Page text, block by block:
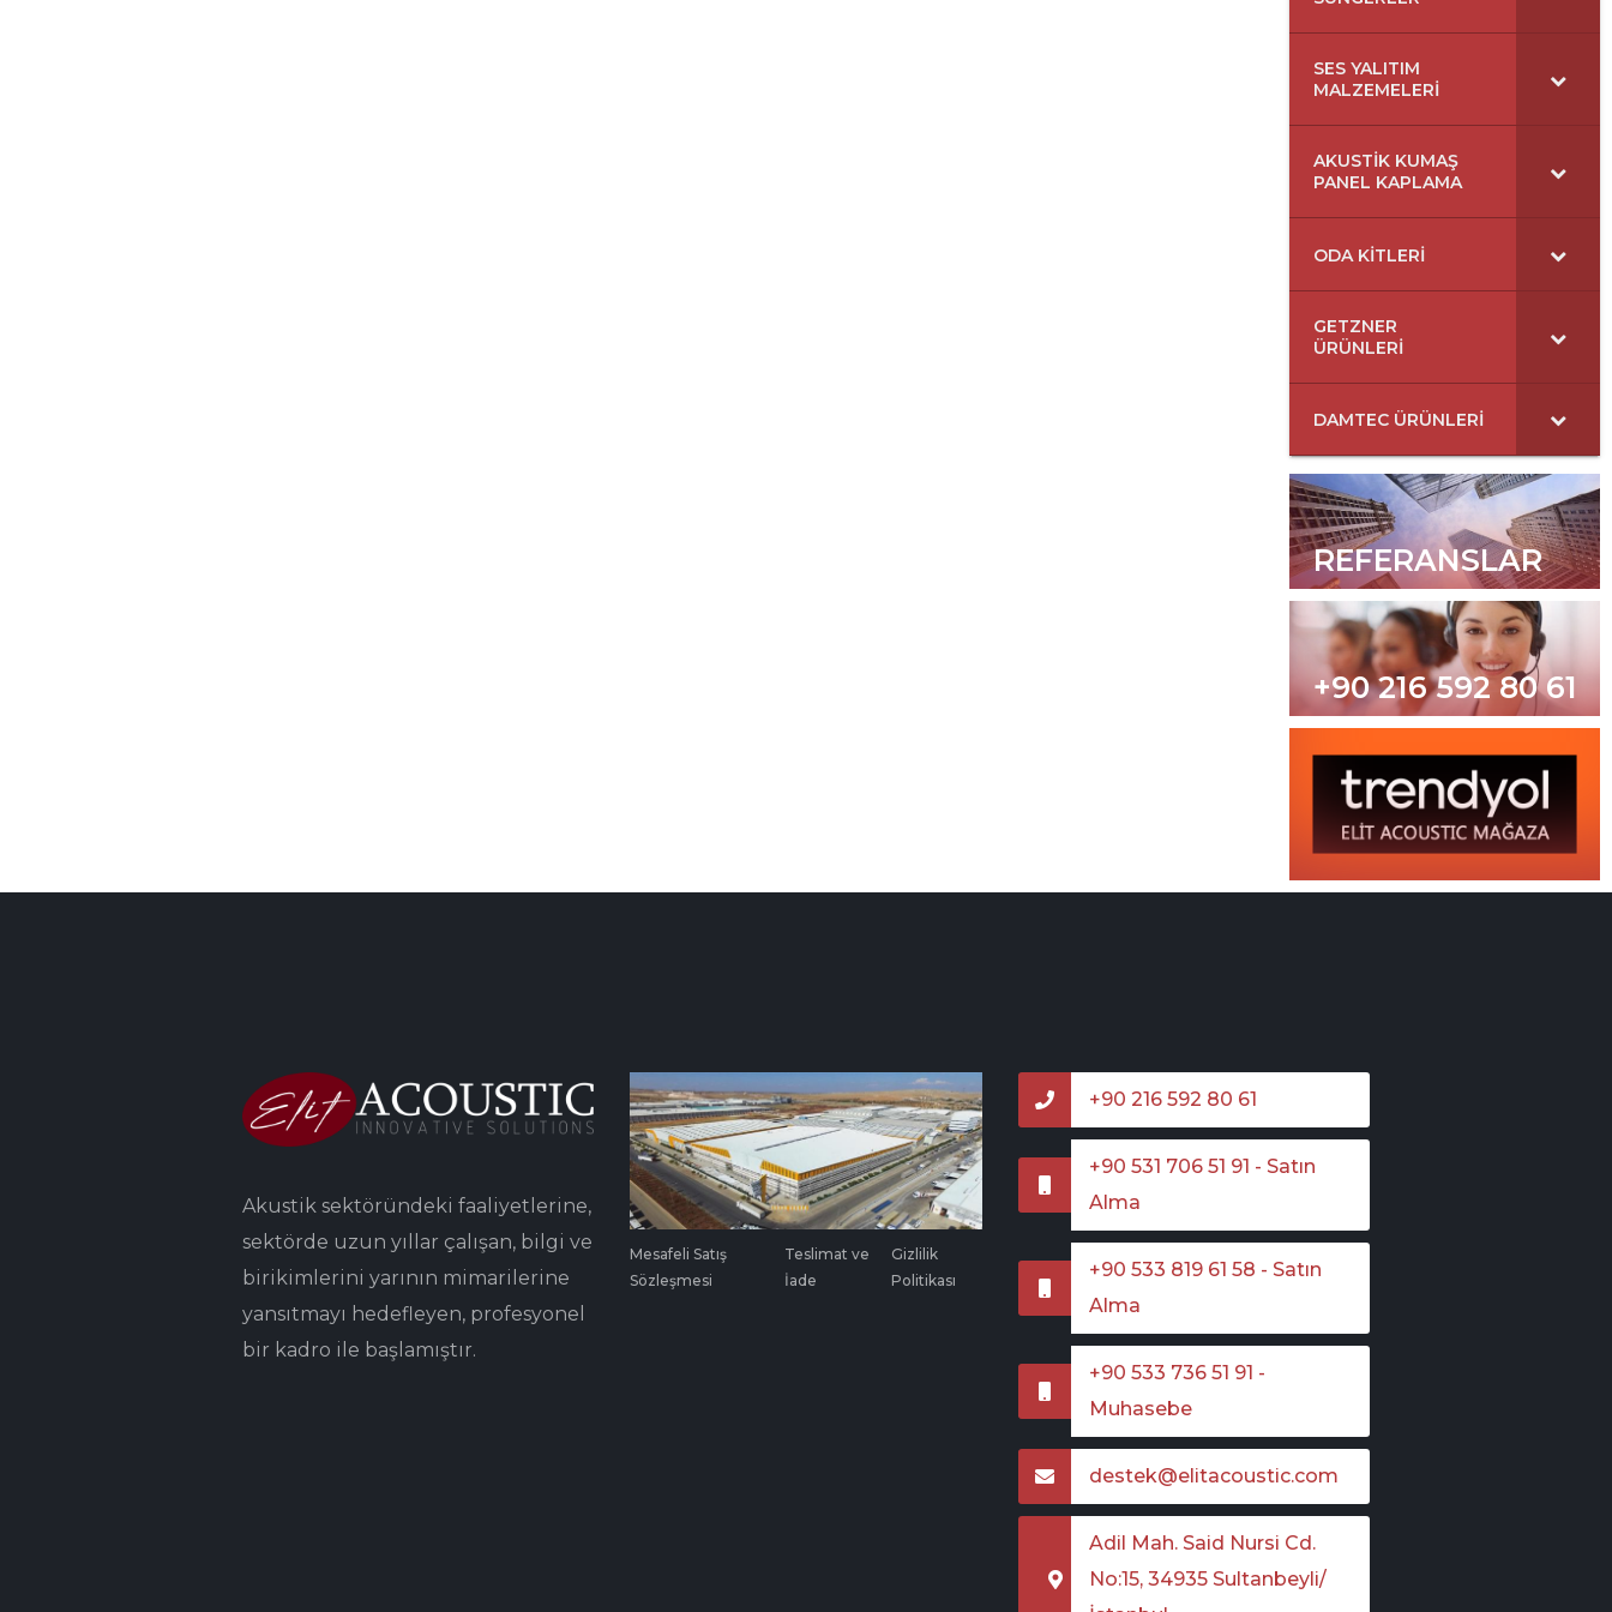
SES YALITIM
MALZEMELERI
AKUSTIK KUMAŞ
PANEL KAPLAMA
ODA KITLERI
GETZNER
ÜRÜNLERI
DAMTEC ÜRÜNLERI
REFERANSLAR
+90 216 592 80 61
Akustik sektöründeki faaliyetlerine,
sektörde uzun yıllar çalışan, bilgi ve
birikimlerini yarının mimarilerine
yansıtmayı hedefleyen, profesyonel
bir kadro ile başlamıştır.
Mesafeli Satış
Sözleşmesi
Teslimat ve
İade
Gizlilik
Politikası
+90 216 592 80 61
+90 531 706 51 91 - Satın
Alma
+90 533 819 61 58 - Satın
Alma
+90 533 736 51 91 -
Muhasebe
destek@elitacoustic.com
Adil Mah. Said Nursi Cd.
No:15, 34935 Sultanbeyli/